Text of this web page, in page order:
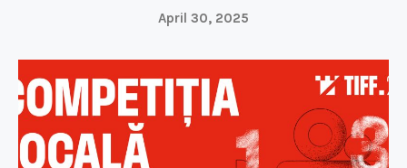
April 30, 2025